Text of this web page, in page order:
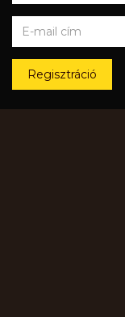
Regisztráció